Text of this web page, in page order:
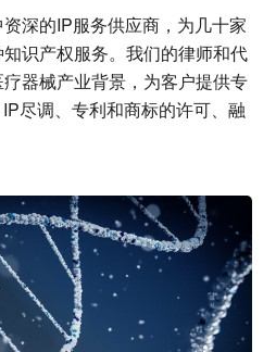
深的IP服务供应商，为几十家
识产权服务。我们的律师和代
器械产业背景，为客户提供专
尽调、专利和商标的许可、融